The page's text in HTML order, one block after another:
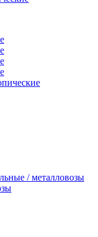
/ металловозы